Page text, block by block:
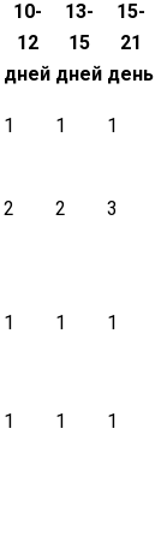
10-
12
дней
13-
15
дней
15-
21
день
1 1 1
2 2 3
1 1 1
1 1 1